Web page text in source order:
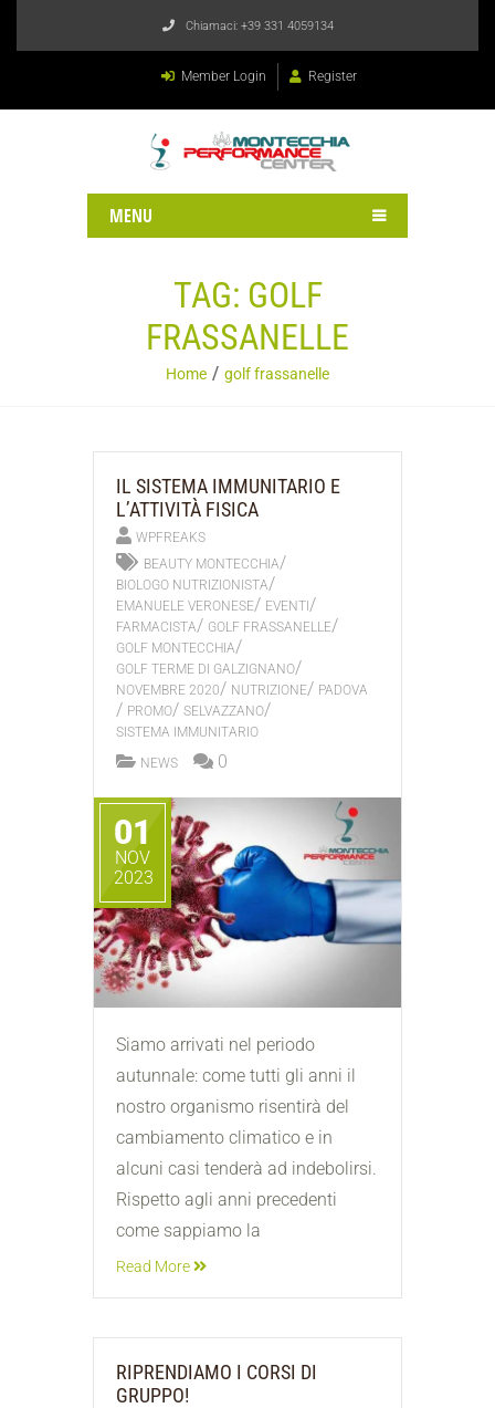
Chiamaci: +39 331 4059134
Member Login Register
MENU
TAG: GOLF
FRASSANELLE
Home golf frassanelle
IL SISTEMA IMMUNITARIO E
L’ATTIVITÀ FISICA
WPFREAKS
BEAUTY MONTECCHIA/
BIOLOGO NUTRIZIONISTA/
EMANUELE VERONESE/ EVENTI /
FARMACISTA/ GOLF FRASSANELLE/
GOLF MONTECCHIA/
GOLF TERME DI GALZIGNANO/
NOVEMBRE 2020/ NUTRIZIONE/ PADOVA
/ PROMO/ SELVAZZANO/
SISTEMA IMMUNITARIO
NEWS
0
01
NOV
2023
Siamo arrivati nel periodo
autunnale: come tutti gli anni il
nostro organismo risentirà del
cambiamento climatico e in
alcuni casi tenderà ad indebolirsi.
Rispetto agli anni precedenti
come sappiamo la
Read More
RIPRENDIAMO I CORSI DI
GRUPPO!